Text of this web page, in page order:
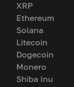
XRP
Ethereum
Solana
Litecoin
Dogecoin
Monero
Shiba Inu